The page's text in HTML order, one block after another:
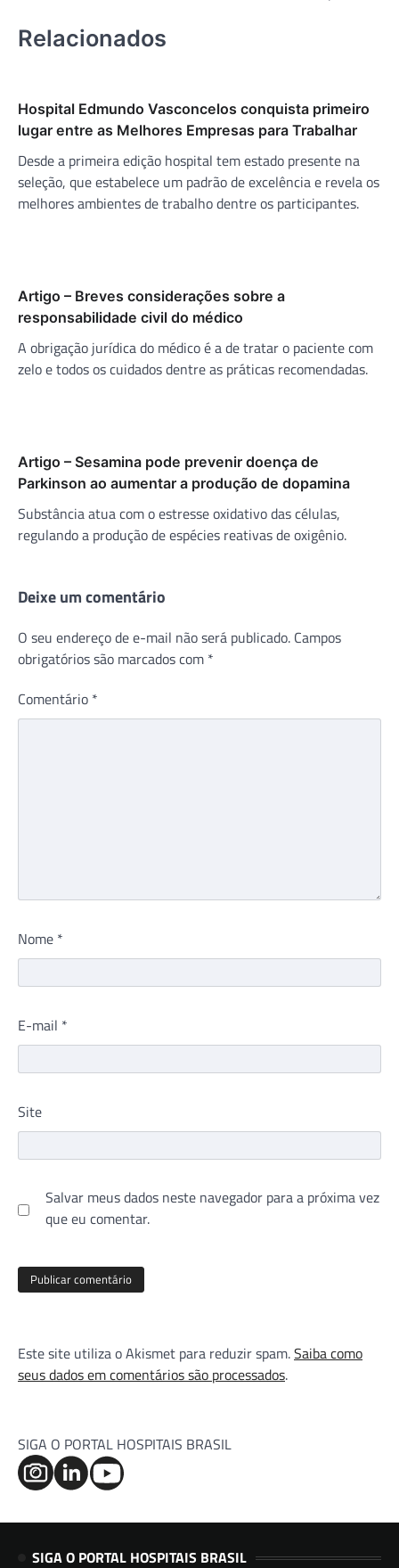
Relacionados
Hospital Edmundo Vasconcelos conquista primeiro
lugar entre as Melhores Empresas para Trabalhar
Desde a primeira edição hospital tem estado presente na
seleção, que estabelece um padrão de excelência e revela os
melhores ambientes de trabalho dentre os participantes.
Artigo – Breves considerações sobre a
responsabilidade civil do médico
A obrigação jurídica do médico é a de tratar o paciente com
zelo e todos os cuidados dentre as práticas recomendadas.
Artigo – Sesamina pode prevenir doença de
Parkinson ao aumentar a produção de dopamina
Substância atua com o estresse oxidativo das células,
regulando a produção de espécies reativas de oxigênio.
Deixe um comentário
O seu endereço de e-mail não será publicado. Campos
obrigatórios são marcados com *
Comentário *
Nome *
E-mail *
Site
Salvar meus dados neste navegador para a próxima vez
que eu comentar.
Este site utiliza o Akismet para reduzir spam.Saiba como
seus dados em comentários são processados.
SIGA O PORTAL HOSPITAIS BRASIL
SIGA O PORTAL HOSPITAIS BRASIL